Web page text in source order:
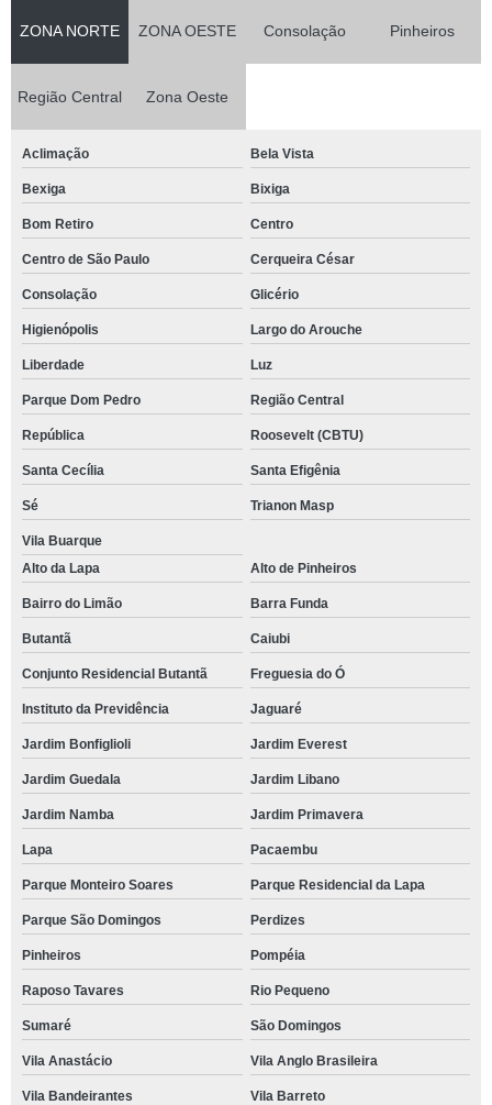
ZONA NORTE ZONA OESTE Consolação Pinheiros
Região Central Zona Oeste
Aclimação Bela Vista
Bexiga Bixiga
Bom Retiro Centro
Centro de São Paulo Cerqueira César
Consolação Glicério
Higienópolis Largo do Arouche
Liberdade Luz
Parque Dom Pedro Região Central
República Roosevelt (CBTU)
Santa Cecília Santa Efigênia
Sé Trianon Masp
Vila Buarque
Alto da Lapa
Alto de Pinheiros
Bairro do Limão Barra Funda
Butantã Caiubi
Conjunto Residencial Butantã Freguesia do Ó
Instituto da Previdência Jaguaré
Jardim Bonfiglioli Jardim Everest
Jardim Guedala Jardim Libano
Jardim Namba Jardim Primavera
Lapa Pacaembu
Parque Monteiro Soares Parque Residencial da Lapa
Parque São Domingos Perdizes
Pinheiros Pompéia
Raposo Tavares Rio Pequeno
Sumaré São Domingos
Vila Anastácio Vila Anglo Brasileira
Vila Bandeirantes Vila Barreto